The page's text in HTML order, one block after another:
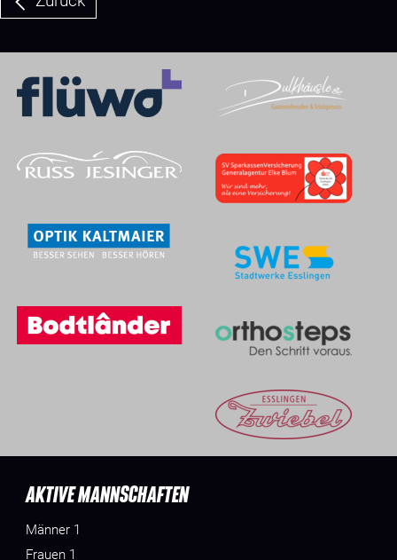
AKTIVE MANNSCHAFTEN
Männer 1
Frauen 1